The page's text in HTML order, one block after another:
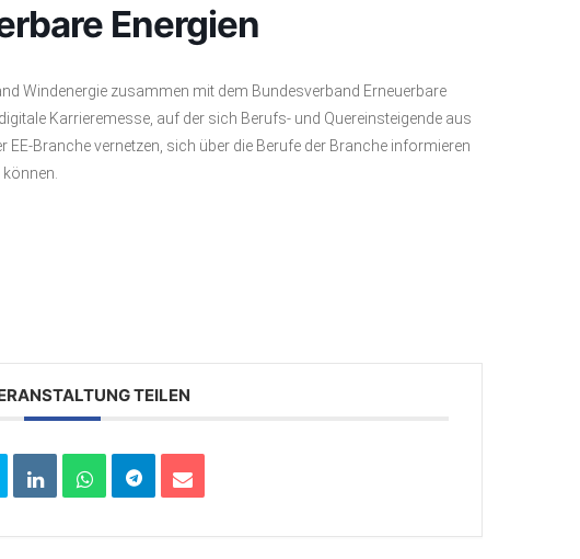
Energien
Windenergie zusammen mit dem Bundesverband Erneuerbare
Karrieremesse, auf der sich Berufs- und Quereinsteigende aus
Branche vernetzen, sich über die Berufe der Branche informieren
TEILEN